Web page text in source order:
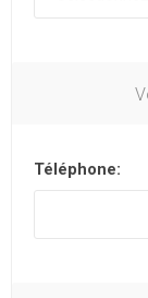
Téléphone: